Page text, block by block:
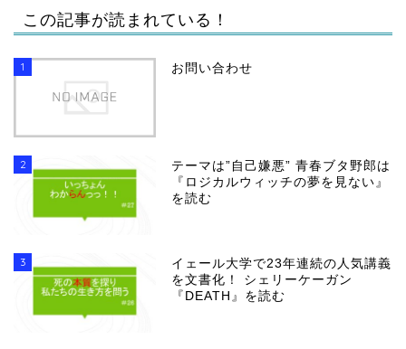
この記事が読まれている！
1 お問い合わせ
2
テーマは”自己嫌悪” 青春ブタ野郎は
『ロジカルウィッチの夢を見ない』
を読む
3
イェール大学で23年連続の人気講義
を文書化！ シェリーケーガン
『DEATH』を読む